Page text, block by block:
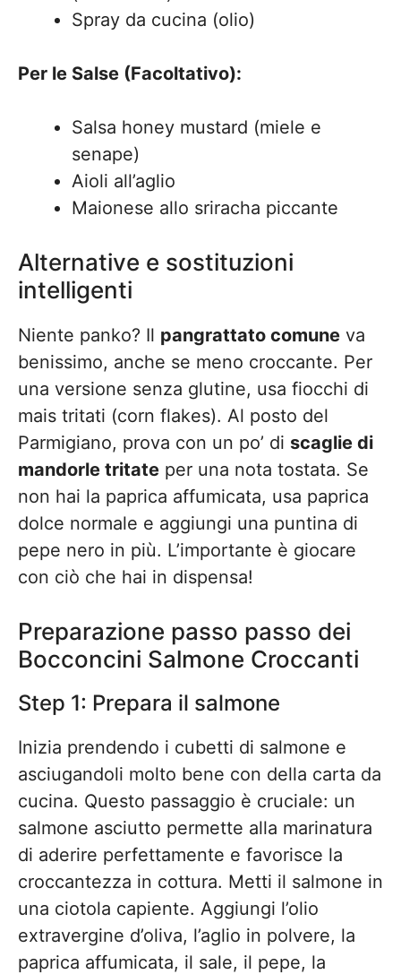
Spray da cucina (olio)
Per le Salse (Facoltativo):
Salsa honey mustard (miele e
senape)
Aioli all’aglio
Maionese allo sriracha piccante
Alternative e sostituzioni
intelligenti
Niente panko? Il pangrattato comune va
benissimo, anche se meno croccante. Per
una versione senza glutine, usa fiocchi di
mais tritati (corn flakes). Al posto del
Parmigiano, prova con un po’ di scaglie di
mandorle tritate per una nota tostata. Se
non hai la paprica affumicata, usa paprica
dolce normale e aggiungi una puntina di
pepe nero in più. L’importante è giocare
con ciò che hai in dispensa!
Preparazione passo passo dei
Bocconcini Salmone Croccanti
Step 1: Prepara il salmone
Inizia prendendo i cubetti di salmone e
asciugandoli molto bene con della carta da
cucina. Questo passaggio è cruciale: un
salmone asciutto permette alla marinatura
di aderire perfettamente e favorisce la
croccantezza in cottura. Metti il salmone in
una ciotola capiente. Aggiungi l’olio
extravergine d’oliva, l’aglio in polvere, la
paprica affumicata, il sale, il pepe, la